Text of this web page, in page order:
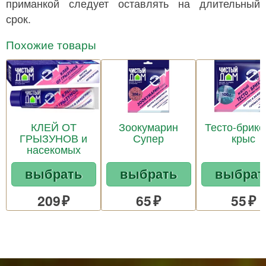
приманкой следует оставлять на длительный
срок.
Похожие товары
КЛЕЙ ОТ
ГРЫЗУНОВ и
насекомых
выбрать
209
Зоокумарин
Супер
выбрать
65
Тесто-
крыс
55